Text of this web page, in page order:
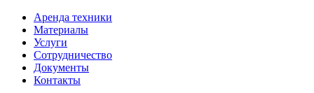
Аренда техники
Материалы
Услуги
Сотрудничество
Документы
Контакты